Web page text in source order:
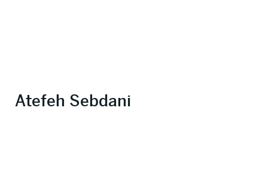
Atefeh Sebdani